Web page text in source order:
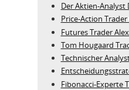
Der Aktien-Analyst
Price-Action
Futures Trader
Tom Hougaard
Technischer
Fibonacci-Experte